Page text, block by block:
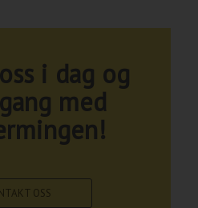
i dag og
med
OSS